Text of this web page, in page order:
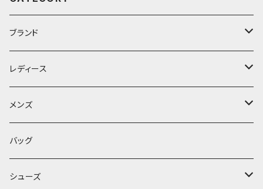
ブランド
D.M.G
Brocante
LUEUF
Kerry Woollen Mills
レディース
アウター
トップス
カットソー
ボトムス
メンズ
アウター
トップス
バッグ
シューズ